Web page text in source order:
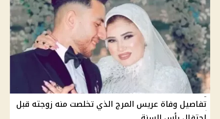
تفاصيل وفاة عريس المرج الذي تخلصت منه زوجته قبل